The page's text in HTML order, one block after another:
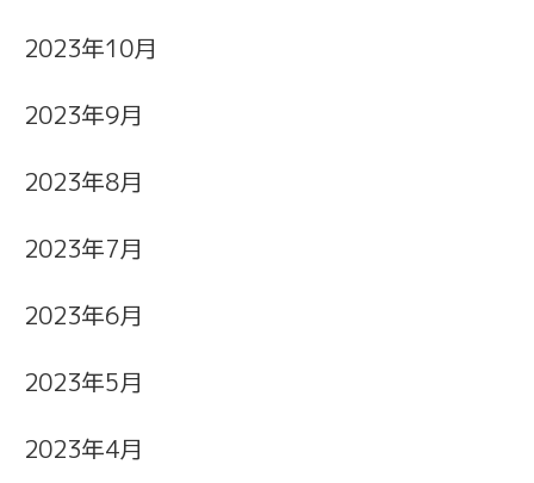
2023年10月
2023年9月
2023年8月
2023年7月
2023年6月
2023年5月
2023年4月